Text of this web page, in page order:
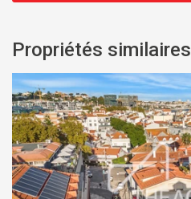
Propriétés similaires